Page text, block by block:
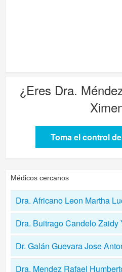
¿Eres Dra.
Toma el control
Médicos cercanos
Dra. Africano Leon Martha
Dra. Buitrago Candelo Zaidy
Dr. Galán Guevara Jose
Dra. Mendez Rafael